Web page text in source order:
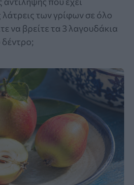
των γρίφων σε όλο
να βρείτε τα 3 λαγουδάκια